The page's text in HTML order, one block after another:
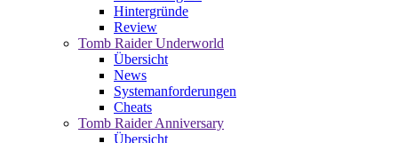
Hintergründe
Review
Tomb Raider Underworld
Übersicht
News
Systemanforderungen
Cheats
Tomb Raider Anniversary
Übersicht